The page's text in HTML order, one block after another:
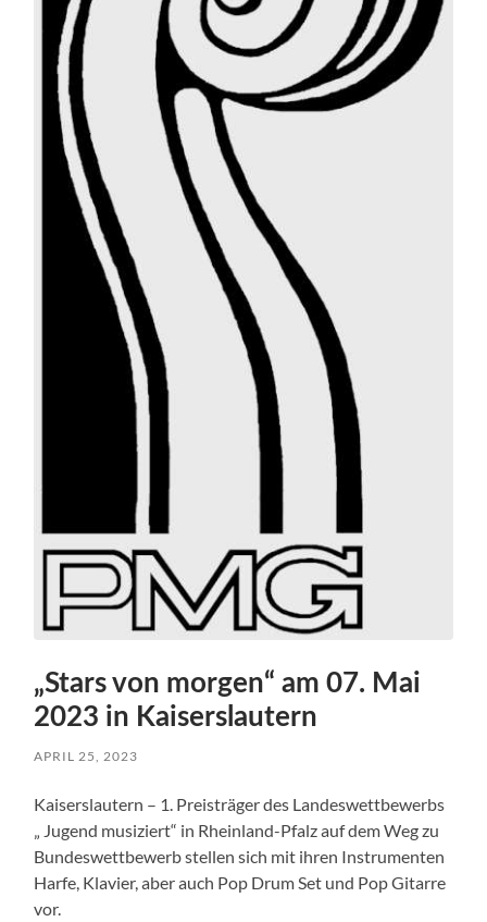
„Stars von morgen“ am 07. Mai
2023 in Kaiserslautern
APRIL 25, 2023
Kaiserslautern – 1. Preisträger des Landeswettbewerbs
„ Jugend musiziert“ in Rheinland-Pfalz auf dem Weg zu
Bundeswettbewerb stellen sich mit ihren Instrumenten
Harfe, Klavier, aber auch Pop Drum Set und Pop Gitarre
vor.